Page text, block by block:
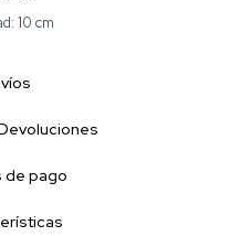
10 cm
de pago